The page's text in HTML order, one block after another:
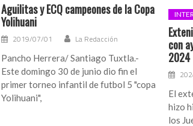
Aguilitas y ECQ campeones de la Copa
Yolihuani
2019/07/01 La Redacción
Pancho Herrera/ Santiago Tuxtla.-
Este domingo 30 de junio dio fin el
primer torneo infantil de futbol 5 "copa
Yolihuani",
con
2024
El
hizo
los